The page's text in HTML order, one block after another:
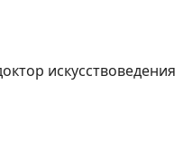
искусствоведения